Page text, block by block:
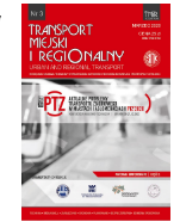
25,00 zł
Kup Teraz